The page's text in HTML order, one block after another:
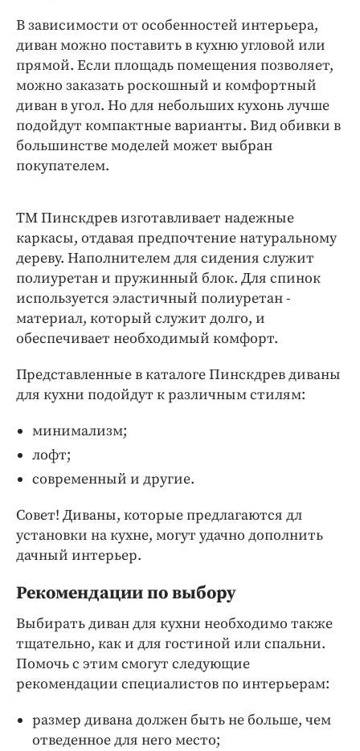
В зависимости от особенностей интерьера,
диван можно поставить в кухню угловой или
прямой. Если площадь помещения позволяет,
можно заказать роскошный и комфортный
диван в угол. Но для небольших кухонь лучше
подойдут компактные варианты. Вид обивки в
большинстве моделей может выбран
покупателем.
ТМ Пинскдрев изготавливает надежные
каркасы, отдавая предпочтение натуральному
дереву. Наполнителем для сидения служит
полиуретан и пружинный блок. Для спинок
используется эластичный полиуретан -
материал, который служит долго, и
обеспечивает необходимый комфорт.
Представленные в каталоге Пинскдрев диваны
для кухни подойдут к различным стилям:
минимализм;
лофт;
современный и другие.
Совет! Диваны, которые предлагаются дл
установки на кухне, могут удачно дополнить
дачный интерьер.
Рекомендации по выбору
Выбирать диван для кухни необходимо также
тщательно, как и для гостиной или спальни.
Помочь с этим смогут следующие
рекомендации специалистов по интерьерам:
размер дивана должен быть не больше, чем
отведенное для него место;